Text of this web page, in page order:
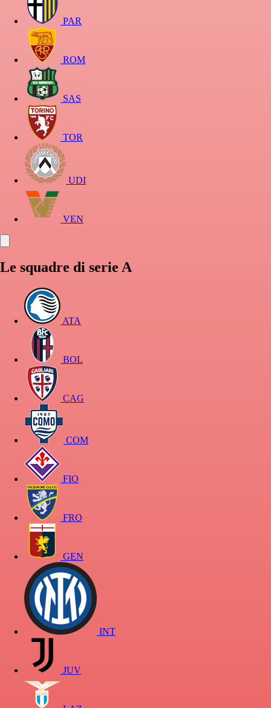
PAR
ROM
SAS
TOR
UDI
VEN
Le squadre di serie A
ATA
BOL
CAG
COM
FIO
FRO
GEN
INT
JUV